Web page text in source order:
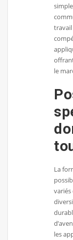
travail
le
La
variés
les